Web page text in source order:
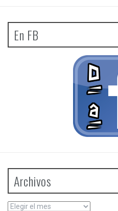
En FB
Archivos
Archivos